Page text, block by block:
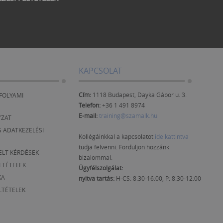
ADATKEZELÉSI
KÉRDÉSEK
KAPCSOLAT
Cím: 1118 Budapest, Dayka Gábor u. 3.
Telefon:+36 1 491 8974
E-mail:training@szamalk.hu
Kollégáinkkal a kapcsolatot ide kattintva
tudja felvenni. Forduljon hozzánk
bizalommal.
Ügyfélszolgálat:
nyitva tartás: H-CS: 8:30-16:00, P: 8:30-12:00